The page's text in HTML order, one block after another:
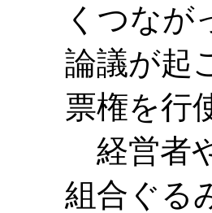
くつなが
論議が起
票権を行
経営者
組合ぐる